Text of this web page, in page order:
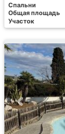
Спальни
Общая площадь
Участок